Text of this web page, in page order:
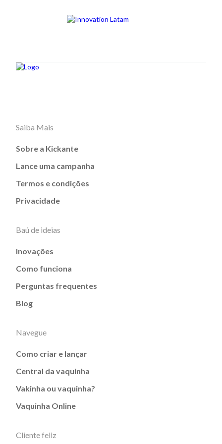
Saiba Mais
Sobre a Kickante
Lance uma campanha
Termos e condições
Privacidade
Baú de ideias
Inovações
Como funciona
Perguntas frequentes
Blog
Navegue
Como criar e lançar
Central da vaquinha
Vakinha ou vaquinha?
Vaquinha Online
Cliente feliz